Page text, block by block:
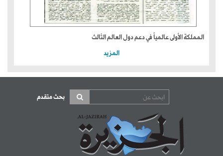
المملكة الأولى عالمياً في دعم دول العالم الثالث
المزيد
بحث متقدم